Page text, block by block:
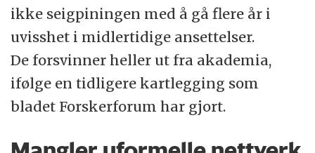
ikke seigpiningen med å gå flere år i
uvisshet i midlertidige ansettelser.
De forsvinner heller ut fra akademia,
ifølge en tidligere kartlegging som
bladet Forskerforum har gjort.